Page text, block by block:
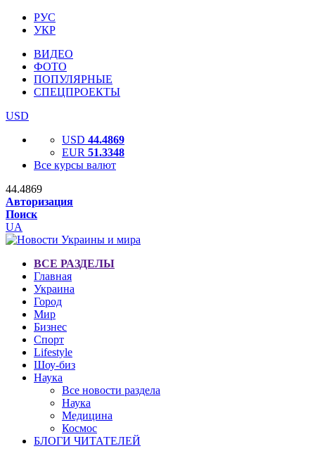
РУС
УКР
ВИДЕО
ФОТО
ПОПУЛЯРНЫЕ
СПЕЦПРОЕКТЫ
USD
USD 44.4869
EUR 51.3348
Все курсы валют
44.4869
Авторизация
Поиск
UA
ВСЕ РАЗДЕЛЫ
Главная
Украина
Город
Мир
Бизнес
Спорт
Lifestyle
Шоу-биз
Наука
Все новости раздела
Наука
Медицина
Космос
БЛОГИ ЧИТАТЕЛЕЙ